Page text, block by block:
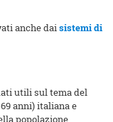
anche daisistemi di
utili sul tema del
anni) italiana e
popolazione